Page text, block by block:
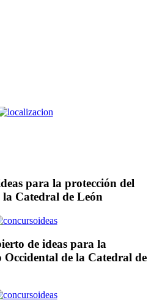
para la protección del
Catedral de León
de ideas para la
de la Catedral de